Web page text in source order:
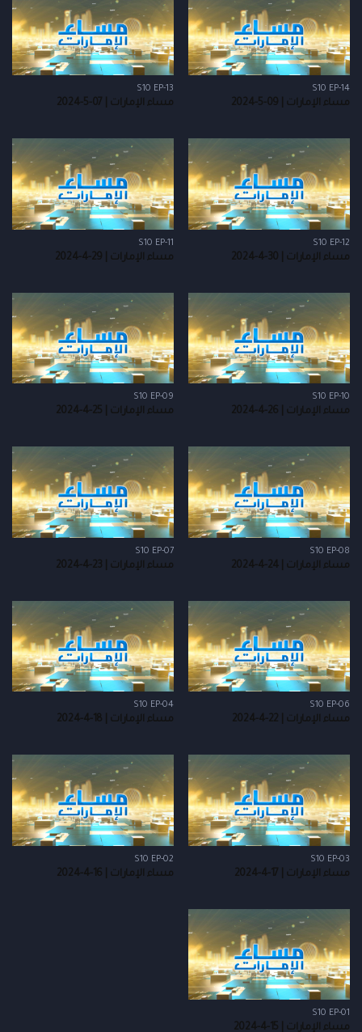
S10 EP-14
مساء الإمارات | 09-5-2024
S10 EP-13
مساء الإمارات | 07-5-2024
S10 EP-12
مساء الإمارات | 30-4-2024
S10 EP-11
مساء الإمارات | 29-4-2024
S10 EP-10
مساء الإمارات | 26-4-2024
S10 EP-09
مساء الإمارات | 25-4-2024
S10 EP-08
مساء الإمارات | 24-4-2024
S10 EP-07
مساء الإمارات | 23-4-2024
S10 EP-06
مساء الإمارات | 22-4-2024
S10 EP-04
مساء الإمارات | 18-4-2024
S10 EP-03
مساء الإمارات | 17-4-2024
S10 EP-02
مساء الإمارات | 16-4-2024
S10 EP-01
مساء الإمارات | 15-4-2024